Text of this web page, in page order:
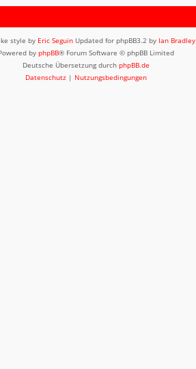
style by Eric Seguin Updated for phpBB3.2 by Ian Bradley
by phpBB® Forum Software © phpBB Limited
Deutsche Übersetzung durch phpBB.de
Datenschutz | Nutzungsbedingungen